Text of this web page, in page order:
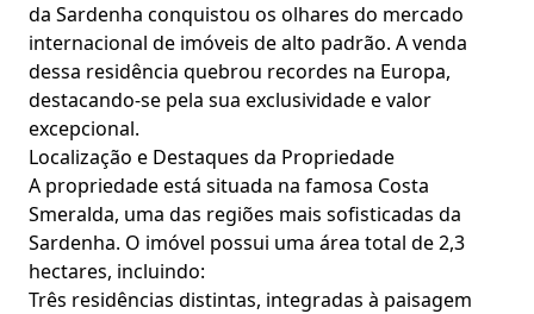
da Sardenha conquistou os olhares do mercado
internacional de imóveis de alto padrão. A venda
dessa residência quebrou recordes na Europa,
destacando-se pela sua exclusividade e valor
excepcional.
Localização e Destaques da Propriedade
A propriedade está situada na famosa Costa
Smeralda, uma das regiões mais sofisticadas da
Sardenha. O imóvel possui uma área total de 2,3
hectares, incluindo:
Três residências distintas, integradas à paisagem